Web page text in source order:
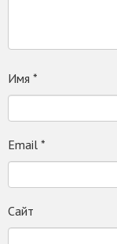
Имя *
Email *
Сайт